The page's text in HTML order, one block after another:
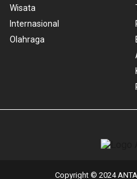
Wisata
Internasional
Olahraga
Copyright © 2024